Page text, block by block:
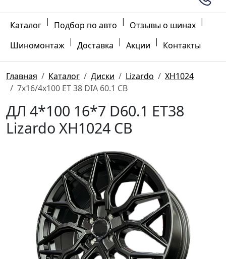
Каталог | Подбор по авто | Отзывы о шинах |
Шиномонтаж | Доставка | Акции | Контакты
Главная Каталог Диски Lizardo
XH1024
7x16/4x100 ET 38 DIA 60.1 CB
ДЛ 4*100 16*7 D60.1 ET38
Lizardo XH1024 CB